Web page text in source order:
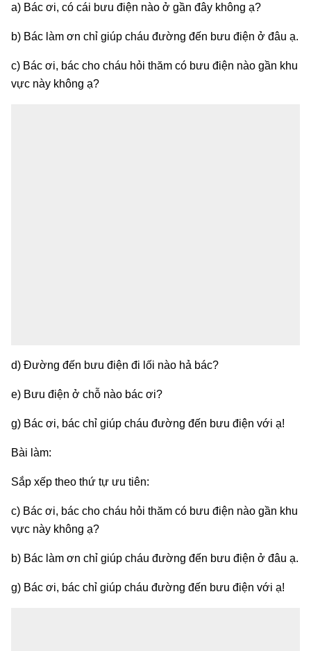
a) Bác ơi, có cái bưu điện nào ở gần đây không ạ?
b) Bác làm ơn chỉ giúp cháu đường đến bưu điện ở đâu ạ.
c) Bác ơi, bác cho cháu hỏi thăm có bưu điện nào gần khu
vực này không ạ?
d) Đường đến bưu điện đi lối nào hả bác?
e) Bưu điện ở chỗ nào bác ơi?
g) Bác ơi, bác chỉ giúp cháu đường đến bưu điện với ạ!
Bài làm:
Sắp xếp theo thứ tự ưu tiên:
c) Bác ơi, bác cho cháu hỏi thăm có bưu điện nào gần khu
vực này không ạ?
b) Bác làm ơn chỉ giúp cháu đường đến bưu điện ở đâu ạ.
g) Bác ơi, bác chỉ giúp cháu đường đến bưu điện với ạ!